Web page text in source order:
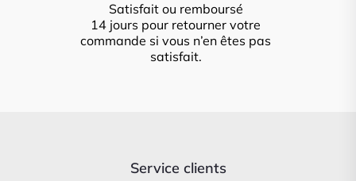
Satisfait ou remboursé
14 jours pour retourner votre
commande si vous n’en êtes pas
satisfait.
Service clients